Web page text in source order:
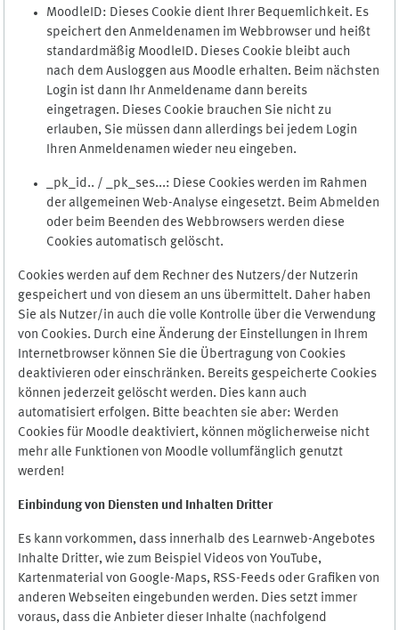
MoodleID: Dieses Cookie dient Ihrer Bequemlichkeit. Es
speichert den Anmeldenamen im Webbrowser und heißt
standardmäßig MoodleID. Dieses Cookie bleibt auch
nach dem Ausloggen aus Moodle erhalten. Beim nächsten
Login ist dann Ihr Anmeldename dann bereits
eingetragen. Dieses Cookie brauchen Sie nicht zu
erlauben, Sie müssen dann allerdings bei jedem Login
Ihren Anmeldenamen wieder neu eingeben.
_pk_id.. / _pk_ses...: Diese Cookies werden im Rahmen
der allgemeinen Web-Analyse eingesetzt. Beim Abmelden
oder beim Beenden des Webbrowsers werden diese
Cookies automatisch gelöscht.
Cookies werden auf dem Rechner des Nutzers/der Nutzerin
gespeichert und von diesem an uns übermittelt. Daher haben
Sie als Nutzer/in auch die volle Kontrolle über die Verwendung
von Cookies. Durch eine Änderung der Einstellungen in Ihrem
Internetbrowser können Sie die Übertragung von Cookies
deaktivieren oder einschränken. Bereits gespeicherte Cookies
können jederzeit gelöscht werden. Dies kann auch
automatisiert erfolgen. Bitte beachten sie aber: Werden
Cookies für Moodle deaktiviert, können möglicherweise nicht
mehr alle Funktionen von Moodle vollumfänglich genutzt
werden!
Einbindung von Diensten und Inhalten Dritter
Es kann vorkommen, dass innerhalb des Learnweb-Angebotes
Inhalte Dritter, wie zum Beispiel Videos von YouTube,
Kartenmaterial von Google-Maps, RSS-Feeds oder Grafiken von
anderen Webseiten eingebunden werden. Dies setzt immer
voraus, dass die Anbieter dieser Inhalte (nachfolgend